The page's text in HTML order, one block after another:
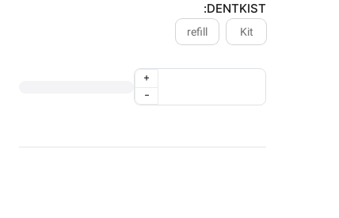
DENTKIST:
Kit
refill
-
+